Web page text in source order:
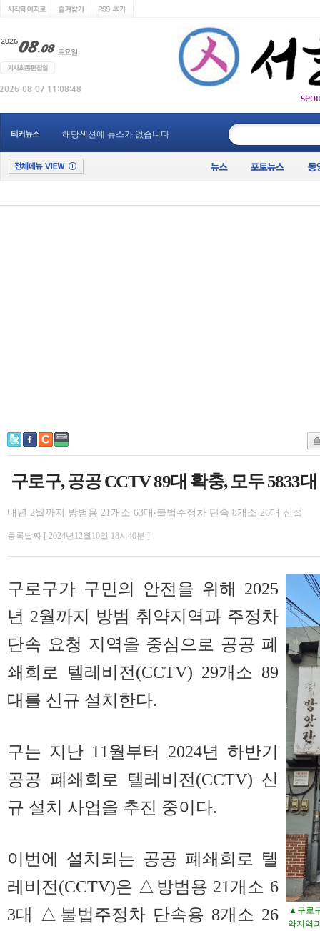
티커뉴스 해당섹션에 뉴스가 없습니다
구로구, 공공 CCTV 89대 확충, 모두 5833
내년 2월까지 방범용 21개소 63대‧불법주정차 단속 8개소 26대 신설
등록날짜 [ 2024년12월10일 18시40분 ]
▲구로
약지역
구로구가 구민의 안전을 위해 2025
년 2월까지 방범 취약지역과 주정차
단속 요청 지역을 중심으로 공공 폐
쇄회로 텔레비전(CCTV) 29개소 89
대를 신규 설치한다.
구는 지난 11월부터 2024년 하반기
공공 폐쇄회로 텔레비전(CCTV) 신
규 설치 사업을 추진 중이다.
이번에 설치되는 공공 폐쇄회로 텔
레비전(CCTV)은 △방범용 21개소 6
3대 △불법주정차 단속용 8개소 26